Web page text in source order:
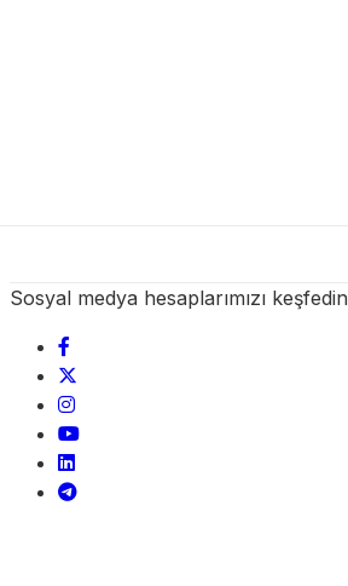
Sosyal medya hesaplarımızı keşfedin